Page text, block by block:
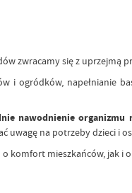
zwracamy się z
ogródków, napełnianie
nawodnienie organizmu
uwagę na potrzeby dzieci i
mieszkańców, jak i